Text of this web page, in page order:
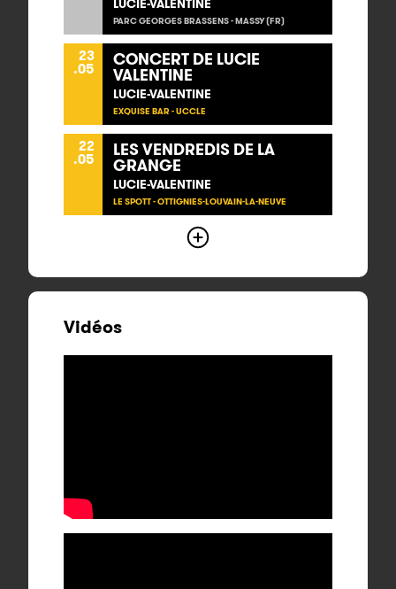
LUCIE-VALENTINE
PARC GEORGES BRASSENS - MASSY (FR)
23
.05 CONCERT DE LUCIE
VALENTINE
LUCIE-VALENTINE
EXQUISE BAR - UCCLE
22
.05 LES VENDREDIS DE LA
GRANGE
LUCIE-VALENTINE
LE SPOTT - OTTIGNIES-LOUVAIN-LA-NEUVE
Vidéos